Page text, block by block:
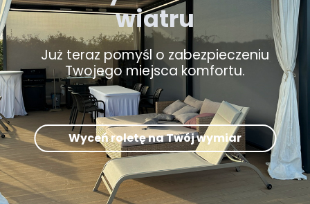
wiatru
Już teraz pomyśl o zabezpieczeniu
Twojego miejsca komfortu.
Wyceń roletę na Twój wymiar